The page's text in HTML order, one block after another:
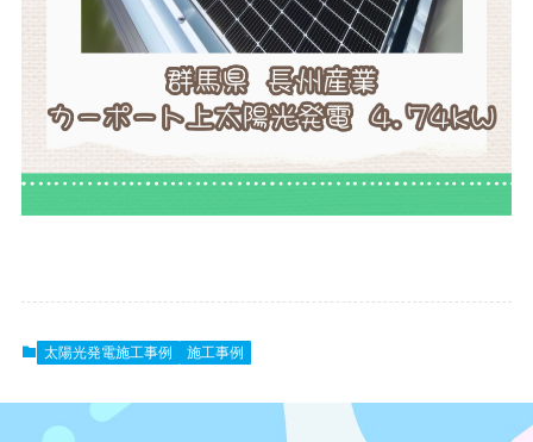
太陽光発電施工事例 施工事例